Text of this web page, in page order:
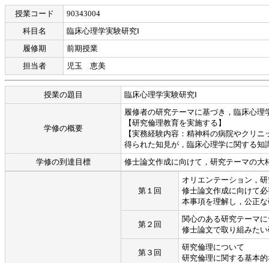
授業コード
90343004
科目名
臨床心理学実験研究Ⅰ
履修期
前期授業
担当者
児玉 恵美
授業の題目 臨床心理学実験研究Ⅰ
学修の概要
履修者の研究テーマに基づき，臨床心
【研究倫理教育を実施する】
【実務経験内容：精神科の病院やクリ
得られた知見が，臨床心理学に関する
学修の到達目標
修士論文作成に向けて，研究テーマの大
第１回
オリエンテーション，
修士論文作成に向けて
本事項を理解し，公正
第２回
関心のある研究テーマ
修士論文で取り組みた
第３回
研究倫理について
研究倫理に関する基本